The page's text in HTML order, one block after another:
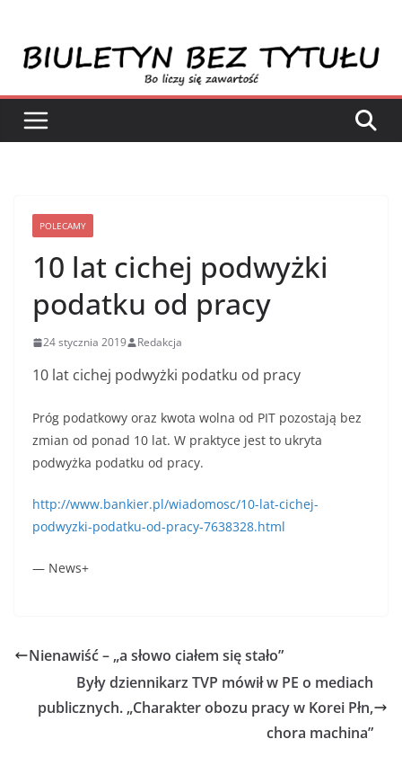
treści
POLECAMY
10 lat cichej podwyżki
podatku od pracy
24 stycznia 2019 Redakcja
10 lat cichej podwyżki podatku od pracy
Próg podatkowy oraz kwota wolna od PIT pozostają bez
zmian od ponad 10 lat. W praktyce jest to ukryta
podwyżka podatku od pracy.
http://www.bankier.pl/wiadomosc/10-lat-cichej-
podwyzki-podatku-od-pracy-7638328.html
— News+
Nienawiść – „a słowo ciałem się stało”
Były dziennikarz TVP mówił w PE o mediach
publicznych. „Charakter obozu pracy w Korei Płn,
chora machina”